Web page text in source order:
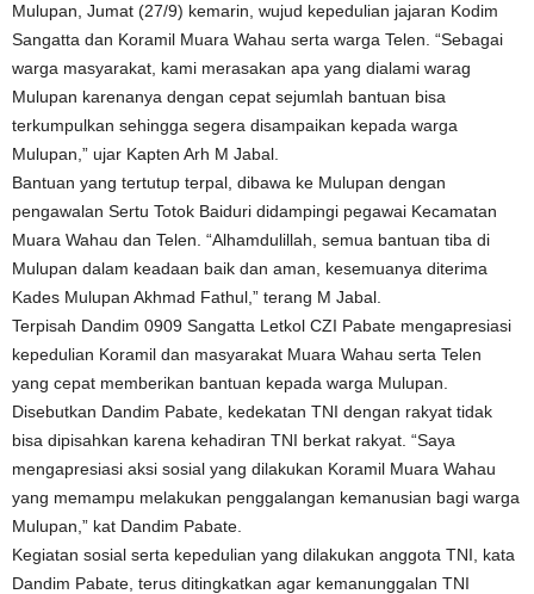
Mulupan, Jumat (27/9) kemarin, wujud kepedulian jajaran Kodim
Sangatta dan Koramil Muara Wahau serta warga Telen. “Sebagai
warga masyarakat, kami merasakan apa yang dialami warag
Mulupan karenanya dengan cepat sejumlah bantuan bisa
terkumpulkan sehingga segera disampaikan kepada warga
Mulupan,” ujar Kapten Arh M Jabal.
Bantuan yang tertutup terpal, dibawa ke Mulupan dengan
pengawalan Sertu Totok Baiduri didampingi pegawai Kecamatan
Muara Wahau dan Telen. “Alhamdulillah, semua bantuan tiba di
Mulupan dalam keadaan baik dan aman, kesemuanya diterima
Kades Mulupan Akhmad Fathul,” terang M Jabal.
Terpisah Dandim 0909 Sangatta Letkol CZI Pabate mengapresiasi
kepedulian Koramil dan masyarakat Muara Wahau serta Telen
yang cepat memberikan bantuan kepada warga Mulupan.
Disebutkan Dandim Pabate, kedekatan TNI dengan rakyat tidak
bisa dipisahkan karena kehadiran TNI berkat rakyat. “Saya
mengapresiasi aksi sosial yang dilakukan Koramil Muara Wahau
yang memampu melakukan penggalangan kemanusian bagi warga
Mulupan,” kat Dandim Pabate.
Kegiatan sosial serta kepedulian yang dilakukan anggota TNI, kata
Dandim Pabate, terus ditingkatkan agar kemanunggalan TNI